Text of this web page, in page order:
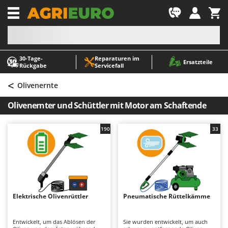
30‑Tage-
Rückgabe
Reparaturen im
Servicefall
Ersatzteile
-1
A
Abbeermaschinen - Traubenmühlen
Abfüllgeräte
Akku Gartenscheren
Akku Gras- und Strauchscheren
Akku-Stichsägen
Allzwecktransporter - Motorschubkarren
Alu-Teleskopleitern
Anbaubagger Heckbagger für Traktoren
Arbeitsschutzkleidung
Astkettensägen - Hochentaster
A
ABAC
AgriEuro Premium
AgriEuro TOP-LINE
AGT
Aima
Airmec
AL-KO
ALA 2000
Alce
Ama
< Olivenernte
Olivenernter und Schüttler mit Motor am Schaftende
Elektrische Olivenrüttler
Entwickelt, um das Ablösen der
190
Pneumatische Rüttelkämme
Sie wurden entwickelt, um auch
33